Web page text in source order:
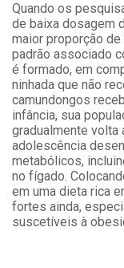
Quando os
de baixa dosagem
maior proporção
padrão associado
é formado, em
ninhada que não
camundongos
infância, sua
gradualmente volta
adolescência
metabólicos,
no fígado.
em uma dieta rica
fortes ainda,
suscetíveis à